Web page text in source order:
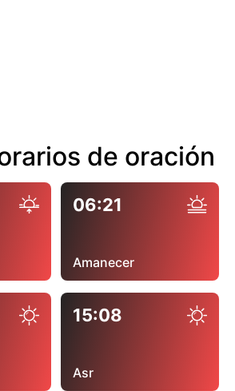
de oración
06:21
Amanecer
15:08
Asr